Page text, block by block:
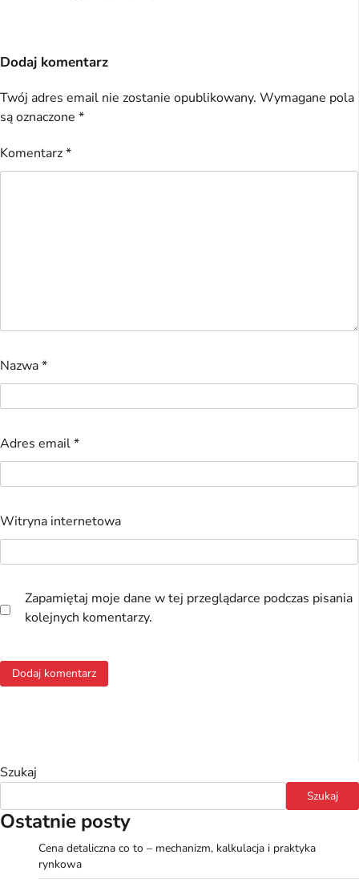
Dodaj komentarz
Twój adres email nie zostanie opublikowany. Wymagane pola
są oznaczone *
Komentarz*
Nazwa*
Adres email*
Witryna internetowa
Zapamiętaj moje dane w tej przeglądarce podczas pisania
kolejnych komentarzy.
Szukaj
Szukaj
Ostatnie posty
Cena detaliczna co to – mechanizm, kalkulacja i praktyka
rynkowa